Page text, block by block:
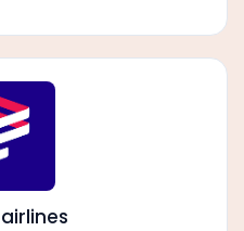
airlines